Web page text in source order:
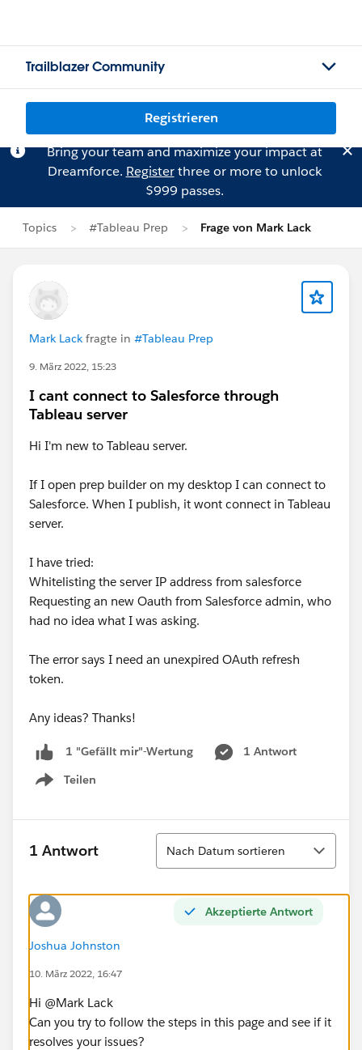
Trailblazer Community
Registrieren
Bring your team and maximize your impact at
Dreamforce. Registerthree or more to unlock
$999 passes.
Topics #Tableau Prep Frage von Mark Lack
Mark Lack fragte in #Tableau Prep
9. März 2022, 15:23
I cant connect to Salesforce through
Tableau server
Hi I'm new to Tableau server.
If I open prep builder on my desktop I can connect to
Salesforce. When I publish, it wont connect in Tableau
server.
I have tried:
Whitelisting the server IP address from salesforce
Requesting an new Oauth from Salesforce admin, who
had no idea what I was asking.
The error says I need an unexpired OAuth refresh
token.
Any ideas? Thanks!
1 "Gefällt mir"-Wertung
1 Antwort
Teilen
Show menu
1 Antwort
Sortieren
Nach Datum sortieren
Akzeptierte Antwort
Joshua Johnston
10. März 2022, 16:47
Hi @Mark Lack​
Can you try to follow the steps in this page and see if it
resolves your issues?